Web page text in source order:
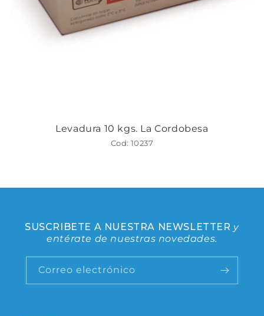
Levadura 10 kgs. La Cordobesa
Cod: 10237
SUSCRIBETE A NUESTRA NEWSLETTER y
entérate de nuestras novedades.
Correo electrónico